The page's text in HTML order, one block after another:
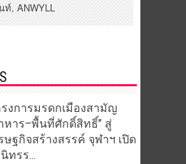
ท์, ANWYLL
งการมรดกเมืองสามัญ
หาร–พื้นที่ศักดิ์สิทธิ์” สู่
ษฐกิจสร้างสรรค์ จุฬาฯ เปิด
ทรร...